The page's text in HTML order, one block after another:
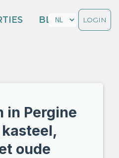
BLOG LOGIN
in Pergine
oude